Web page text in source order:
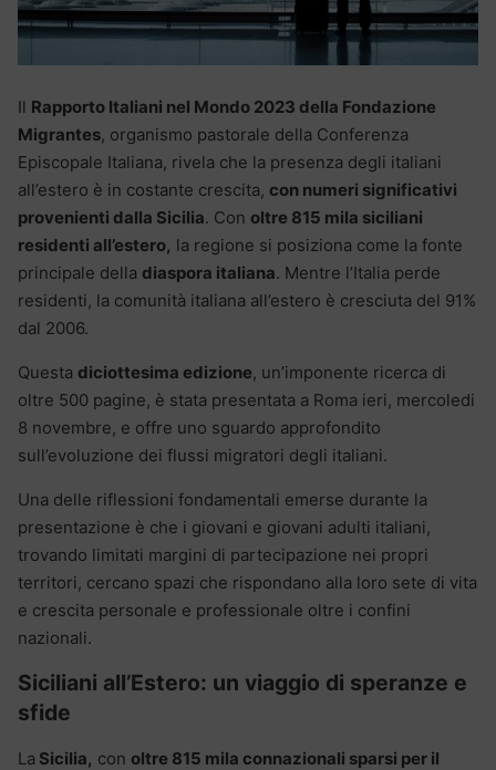
Il Rapporto Italiani nel Mondo 2023 della Fondazione
Migrantes, organismo pastorale della Conferenza
Episcopale Italiana, rivela che la presenza degli italiani
all’estero è in costante crescita, con numeri significativi
provenienti dalla Sicilia. Con oltre 815 mila siciliani
residenti all’estero, la regione si posiziona come la fonte
principale della diaspora italiana. Mentre l’Italia perde
residenti, la comunità italiana all’estero è cresciuta del 91%
dal 2006.
Questa diciottesima edizione, un’imponente ricerca di
oltre 500 pagine, è stata presentata a Roma ieri, mercoledi
8 novembre, e offre uno sguardo approfondito
sull’evoluzione dei flussi migratori degli italiani.
Una delle riflessioni fondamentali emerse durante la
presentazione è che i giovani e giovani adulti italiani,
trovando limitati margini di partecipazione nei propri
territori, cercano spazi che rispondano alla loro sete di vita
e crescita personale e professionale oltre i confini
nazionali.
Siciliani all’Estero: un viaggio di speranze e
sfide
La Sicilia, con oltre 815 mila connazionali sparsi per il